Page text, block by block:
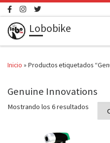
Saltar al contenido
Lobobike
Inicio » Productos etiquetados
Genuine Innovations
Mostrando los 6 resultados